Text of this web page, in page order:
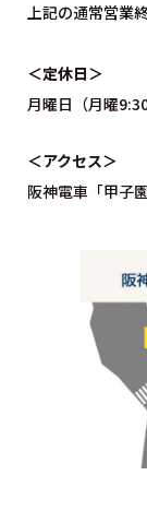
上記の通常営業
＜定休日＞
月曜日（月曜
＜アクセス＞
阪神電車「甲子